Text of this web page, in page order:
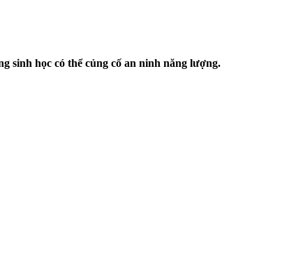
sinh học có thể củng cố an ninh năng lượng.